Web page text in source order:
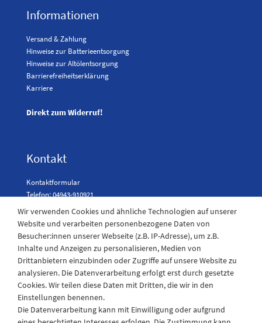
Informationen
Versand & Zahlung
Hinweise zur Batterieentsorgung
Hinweise zur Altölentsorgung
Barrierefreiheitserklärung
Karriere
Direkt zum Widerruf!
Kontakt
Kontaktformular
Telefon: 04943-910921
Laden Öffnungszeiten
Montag - Freitag
08:30 - 12:30 und 13.00 - 17.30 Uhr
Samstags
08:30 bis 12:30 Uhr
Wir verwenden Cookies und ähnliche Technologien auf unserer
Website und verarbeiten personenbezogene Daten von
Besucher:innen unserer Webseite (z.B. IP-Adresse), um z.B.
Inhalte und Anzeigen zu personalisieren, Medien von
Drittanbietern einzubinden oder Zugriffe auf unsere Website zu
analysieren. Die Datenverarbeitung erfolgt erst durch gesetzte
Cookies. Wir teilen diese Daten mit Dritten, die wir in den
Einstellungen benennen.
Die Datenverarbeitung kann mit Einwilligung oder aufgrund